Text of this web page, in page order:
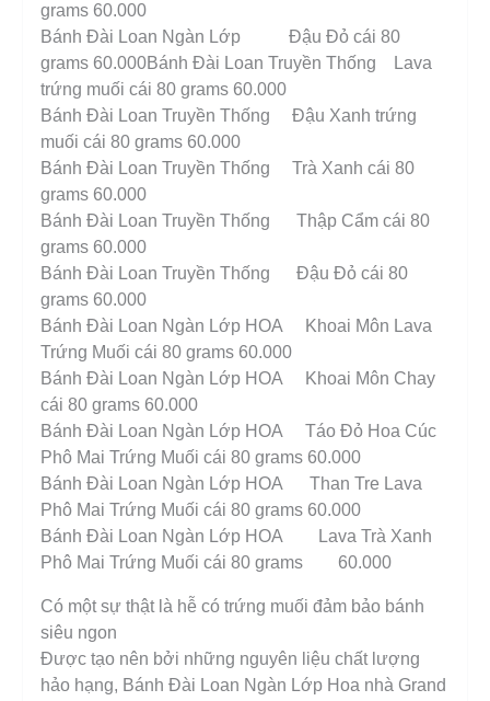
grams 60.000
Bánh Đài Loan Ngàn Lớp Đậu Đỏ cái 80
grams 60.000Bánh Đài Loan Truyền Thống Lava
trứng muối cái 80 grams 60.000
Bánh Đài Loan Truyền Thống Đậu Xanh trứng
muối cái 80 grams 60.000
Bánh Đài Loan Truyền Thống Trà Xanh cái 80
grams 60.000
Bánh Đài Loan Truyền Thống Thập Cẩm cái 80
grams 60.000
Bánh Đài Loan Truyền Thống Đậu Đỏ cái 80
grams 60.000
Bánh Đài Loan Ngàn Lớp HOA Khoai Môn Lava
Trứng Muối cái 80 grams 60.000
Bánh Đài Loan Ngàn Lớp HOA Khoai Môn Chay
cái 80 grams 60.000
Bánh Đài Loan Ngàn Lớp HOA Táo Đỏ Hoa Cúc
Phô Mai Trứng Muối cái 80 grams 60.000
Bánh Đài Loan Ngàn Lớp HOA Than Tre Lava
Phô Mai Trứng Muối cái 80 grams 60.000
Bánh Đài Loan Ngàn Lớp HOA Lava Trà Xanh
Phô Mai Trứng Muối cái 80 grams 60.000
Có một sự thật là hễ có trứng muối đảm bảo bánh
siêu ngon
Được tạo nên bởi những nguyên liệu chất lượng
hảo hạng, Bánh Đài Loan Ngàn Lớp Hoa nhà Grand